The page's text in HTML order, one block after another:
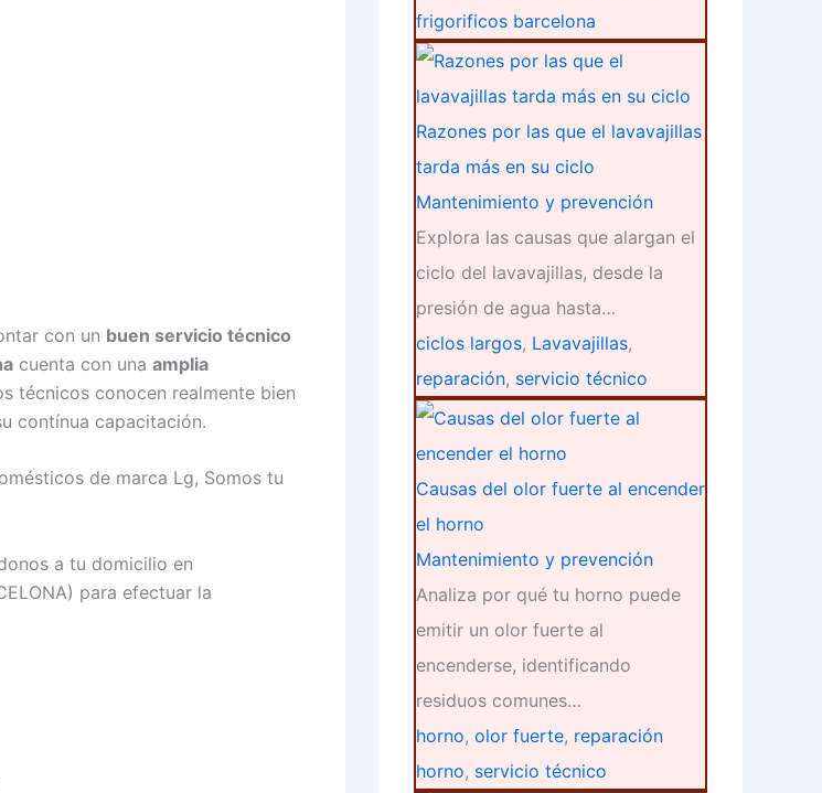
con un buen servicio técnico
cuenta con una amplia
técnicos conocen realmente bien
contínua capacitación.
de marca Lg, Somos tu
a tu domicilio en
para efectuar la
frigorificos barcelona
Razones por las que el lavavajillas
tarda más en su ciclo
Mantenimiento y prevención
Explora las causas que alargan el
ciclo del lavavajillas, desde la
presión de agua hasta…
ciclos largos, Lavavajillas,
reparación, servicio técnico
Causas del olor fuerte al encender
el horno
Mantenimiento y prevención
Analiza por qué tu horno puede
emitir un olor fuerte al
encenderse, identificando
residuos comunes…
horno, olor fuerte, reparación
horno, servicio técnico